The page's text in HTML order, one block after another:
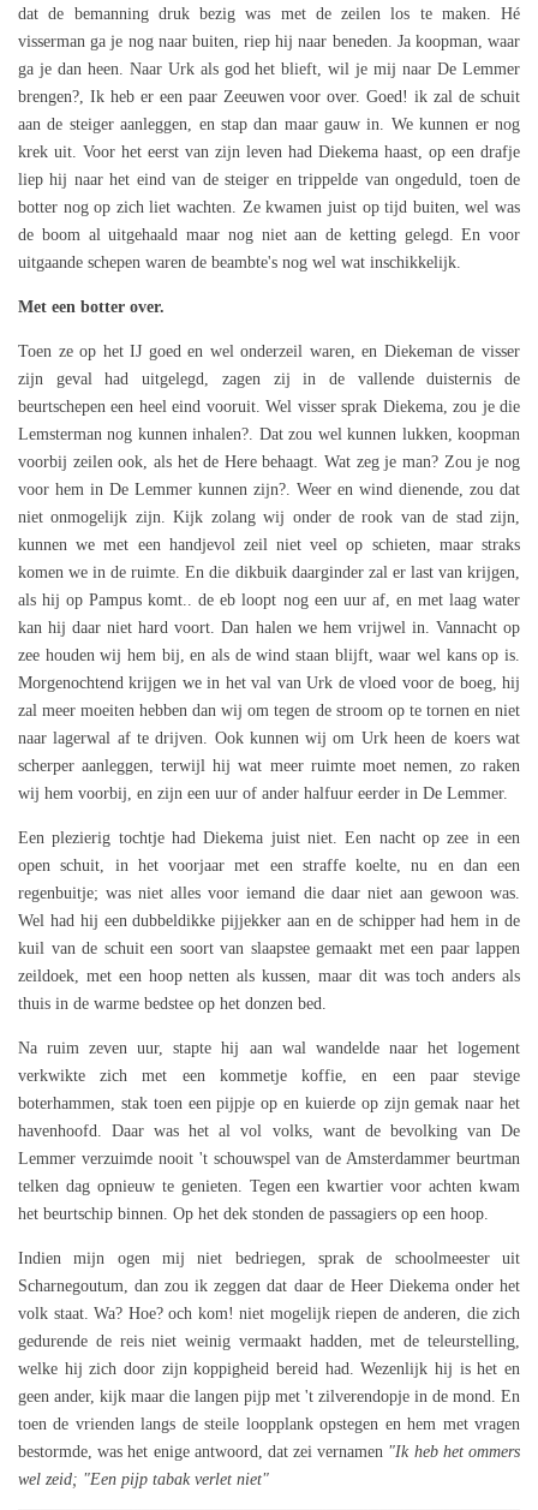
dat de bemanning druk bezig was met de zeilen los te maken. Hé
visserman ga je nog naar buiten, riep hij naar beneden. Ja koopman, waar
ga je dan heen. Naar Urk als god het blieft, wil je mij naar De Lemmer
brengen?, Ik heb er een paar Zeeuwen voor over. Goed! ik zal de schuit
aan de steiger aanleggen, en stap dan maar gauw in. We kunnen er nog
krek uit. Voor het eerst van zijn leven had Diekema haast, op een drafje
liep hij naar het eind van de steiger en trippelde van ongeduld, toen de
botter nog op zich liet wachten. Ze kwamen juist op tijd buiten, wel was
de boom al uitgehaald maar nog niet aan de ketting gelegd. En voor
uitgaande schepen waren de beambte's nog wel wat inschikkelijk.
Met een botter over.
Toen ze op het IJ goed en wel onderzeil waren, en Diekeman de visser
zijn geval had uitgelegd, zagen zij in de vallende duisternis de
beurtschepen een heel eind vooruit. Wel visser sprak Diekema, zou je die
Lemsterman nog kunnen inhalen?. Dat zou wel kunnen lukken, koopman
voorbij zeilen ook, als het de Here behaagt. Wat zeg je man? Zou je nog
voor hem in De Lemmer kunnen zijn?. Weer en wind dienende, zou dat
niet onmogelijk zijn. Kijk zolang wij onder de rook van de stad zijn,
kunnen we met een handjevol zeil niet veel op schieten, maar straks
komen we in de ruimte. En die dikbuik daarginder zal er last van krijgen,
als hij op Pampus komt.. de eb loopt nog een uur af, en met laag water
kan hij daar niet hard voort. Dan halen we hem vrijwel in. Vannacht op
zee houden wij hem bij, en als de wind staan blijft, waar wel kans op is.
Morgenochtend krijgen we in het val van Urk de vloed voor de boeg, hij
zal meer moeiten hebben dan wij om tegen de stroom op te tornen en niet
naar lagerwal af te drijven. Ook kunnen wij om Urk heen de koers wat
scherper aanleggen, terwijl hij wat meer ruimte moet nemen, zo raken
wij hem voorbij, en zijn een uur of ander halfuur eerder in De Lemmer.
Een plezierig tochtje had Diekema juist niet. Een nacht op zee in een
open schuit, in het voorjaar met een straffe koelte, nu en dan een
regenbuitje; was niet alles voor iemand die daar niet aan gewoon was.
Wel had hij een dubbeldikke pijjekker aan en de schipper had hem in de
kuil van de schuit een soort van slaapstee gemaakt met een paar lappen
zeildoek, met een hoop netten als kussen, maar dit was toch anders als
thuis in de warme bedstee op het donzen bed.
Na ruim zeven uur, stapte hij aan wal wandelde naar het logement
verkwikte zich met een kommetje koffie, en een paar stevige
boterhammen, stak toen een pijpje op en kuierde op zijn gemak naar het
havenhoofd. Daar was het al vol volks, want de bevolking van De
Lemmer verzuimde nooit 't schouwspel van de Amsterdammer beurtman
telken dag opnieuw te genieten. Tegen een kwartier voor achten kwam
het beurtschip binnen. Op het dek stonden de passagiers op een hoop.
Indien mijn ogen mij niet bedriegen, sprak de schoolmeester uit
Scharnegoutum, dan zou ik zeggen dat daar de Heer Diekema onder het
volk staat. Wa? Hoe? och kom! niet mogelijk riepen de anderen, die zich
gedurende de reis niet weinig vermaakt hadden, met de teleurstelling,
welke hij zich door zijn koppigheid bereid had. Wezenlijk hij is het en
geen ander, kijk maar die langen pijp met 't zilverendopje in de mond. En
toen de vrienden langs de steile loopplank opstegen en hem met vragen
bestormde, was het enige antwoord, dat zei vernamen "Ik heb het ommers
wel zeid; "Een pijp tabak verlet niet"